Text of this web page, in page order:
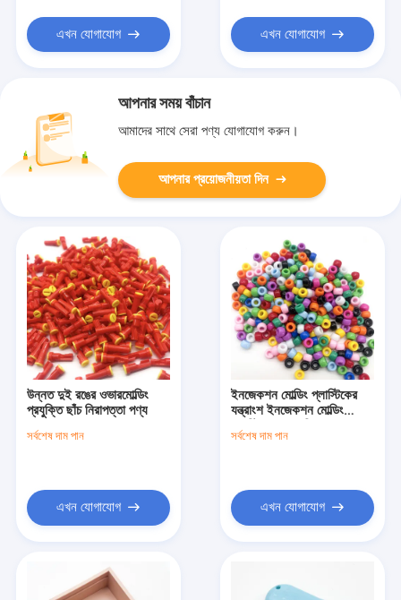
এখন যোগাযোগ এখন যোগাযোগ
আপনার সময় বাঁচান
আমাদের সাথে সেরা পণ্য যোগাযোগ করুন।
আপনার প্রয়োজনীয়তা দিন
উন্নত দুই রঙের ওভারমোল্ডিং
প্রযুক্তি ছাঁচ নিরাপত্তা পণ্য
সর্বশেষ দাম পান
এখন যোগাযোগ
ইনজেকশন মোল্ডিং প্লাস্টিকের
যন্ত্রাংশ ইনজেকশন মোল্ডিং
সর্বশেষ দাম পান
এখন যোগাযোগ